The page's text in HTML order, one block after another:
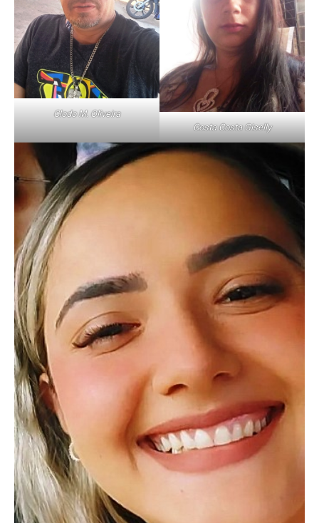
Clodo M. Oliveira
Costa Costa Giselly